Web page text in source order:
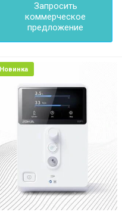
Запросить
коммерческое
предложение
Новинка